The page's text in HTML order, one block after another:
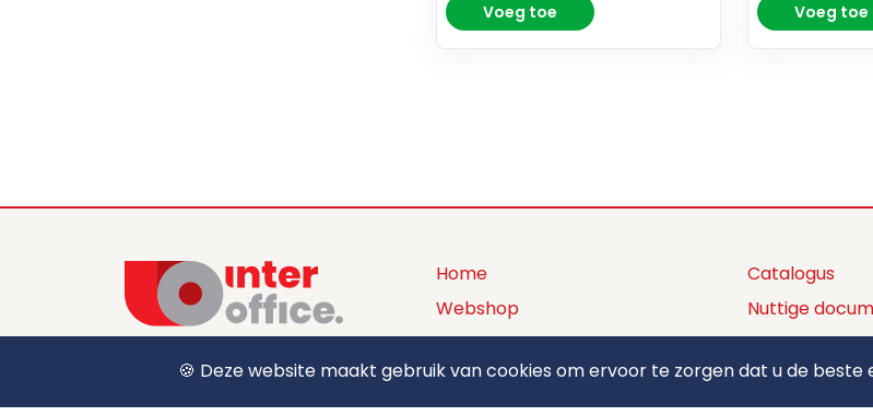
Voeg toe Voeg toe
+32 (0) 12 39 15 55
sales@interoffice.be
Home
Webshop
Productaanbod
Over ons
Catalogus
Nuttige
Privacy policy
Algemene
🍪 Deze website maakt gebruik van cookies om ervoor te zorgen dat u de beste